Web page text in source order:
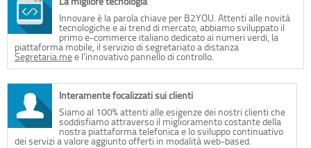
Innovare è la parola chiave per B2YOU. Attenti alle novità
tecnologiche e ai trend di mercato, abbiamo sviluppato il
primo e-commerce italiano dedicato ai numeri verdi, la
piattaforma mobile, il servizio di segretariato a distanza
Segretaria.mee l’innovativo pannello di controllo.
Interamente focalizzati sui clienti
Siamo al 100% attenti alle esigenze dei nostri clienti che
soddisfiamo attraverso il miglioramento costante della
nostra piattaforma telefonica e lo sviluppo continuativo
dei servizi a valore aggiunto offerti in modalità web-based.